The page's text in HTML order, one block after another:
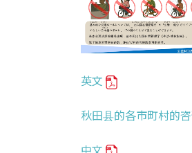
英文
秋田县的各市町村的